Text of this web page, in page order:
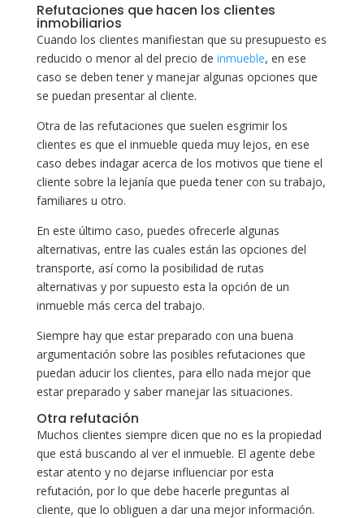
Refutaciones que hacen los clientes
inmobiliarios
Cuando los clientes manifiestan que su presupuesto es
reducido o menor al del precio de inmueble, en ese
caso se deben tener y manejar algunas opciones que
se puedan presentar al cliente.
Otra de las refutaciones que suelen esgrimir los
clientes es que el inmueble queda muy lejos, en ese
caso debes indagar acerca de los motivos que tiene el
cliente sobre la lejanía que pueda tener con su trabajo,
familiares u otro.
En este último caso, puedes ofrecerle algunas
alternativas, entre las cuales están las opciones del
transporte, así como la posibilidad de rutas
alternativas y por supuesto esta la opción de un
inmueble más cerca del trabajo.
Siempre hay que estar preparado con una buena
argumentación sobre las posibles refutaciones que
puedan aducir los clientes, para ello nada mejor que
estar preparado y saber manejar las situaciones.
Otra refutación
Muchos clientes siempre dicen que no es la propiedad
que está buscando al ver el inmueble. El agente debe
estar atento y no dejarse influenciar por esta
refutación, por lo que debe hacerle preguntas al
cliente, que lo obliguen a dar una mejor información.